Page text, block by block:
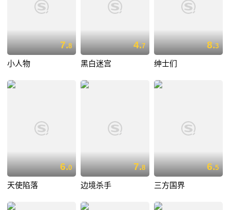
7.8
小人物
4.7
黑白迷宫
8.3
绅士们
6.0
天使陷落
7.8
边境杀手
6.5
三方国界